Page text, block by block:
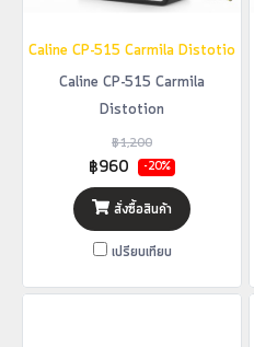
Caline CP-515 Carmila Distotion
Caline CP-515 Carmila
Distotion
฿1,200
฿960 -20%
สั่งซื้อสินค้า
เปรียบเทียบ